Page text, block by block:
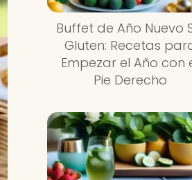
Buffet de Año Nuevo
Gluten: Recetas
Empezar el Año con
Pie Derecho